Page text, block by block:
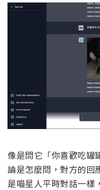
像是問它「你喜歡吃罐
論是怎麼問，對方的回
是喵星人平時對話一樣